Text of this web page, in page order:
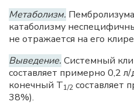
Метаболизм.
катаболизму
не отражается на его
Выведение. Системный
составляет примерно 0,2
конечный Т1/2 составляет
38%).